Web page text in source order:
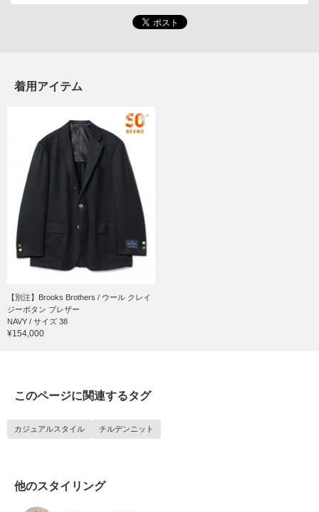
着用アイテム
【別注】Brooks Brothers / ウール クレイ
ジーボタン ブレザー
NAVY / サイズ 38
¥154,000
このページに関連するタグ
カジュアルスタイル チルデンニット
他のスタイリング